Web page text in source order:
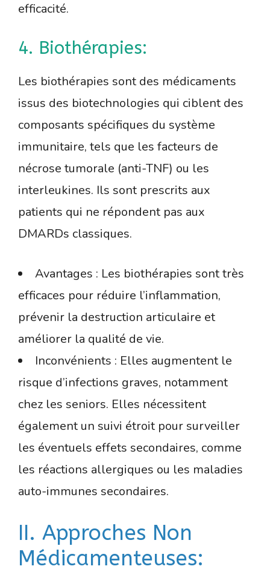
efficacité.
4. Biothérapies:
Les biothérapies sont des médicaments
issus des biotechnologies qui ciblent des
composants spécifiques du système
immunitaire, tels que les facteurs de
nécrose tumorale (anti-TNF) ou les
interleukines. Ils sont prescrits aux
patients qui ne répondent pas aux
DMARDs classiques.
Avantages : Les biothérapies sont très
efficaces pour réduire l’inflammation,
prévenir la destruction articulaire et
améliorer la qualité de vie.
Inconvénients : Elles augmentent le
risque d’infections graves, notamment
chez les seniors. Elles nécessitent
également un suivi étroit pour surveiller
les éventuels effets secondaires, comme
les réactions allergiques ou les maladies
auto-immunes secondaires.
II. Approches Non
Médicamenteuses: